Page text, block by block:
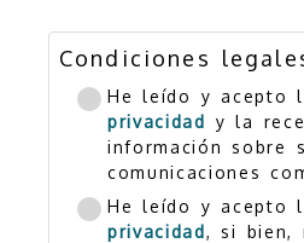
Condiciones
He leído y acepto
privacidad y la
información sobre
comunicaciones
He leído y acepto
privacidad, si bien,